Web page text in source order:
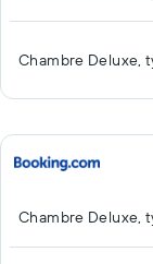
Chambre Deluxe,
Chambre Deluxe,